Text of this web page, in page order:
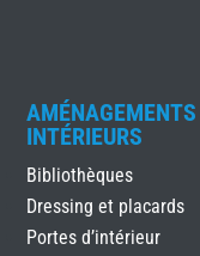
AMÉNAGEMENTS
INTÉRIEURS
Bibliothèques
Dressing et placards
Portes d’intérieur